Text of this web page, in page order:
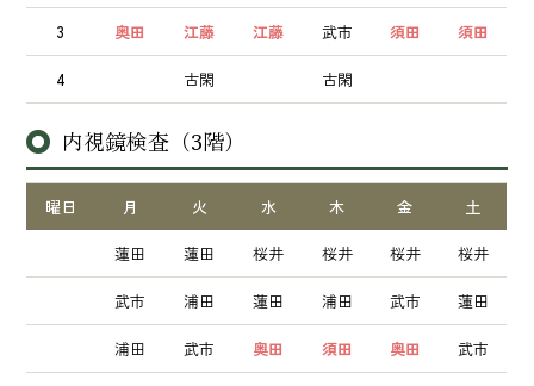
3 奥田 江藤 江藤 武市 須田 須田
4 古閑 古閑
内視鏡検査（3階）
曜日 月 火 水 木 金 土
蓮田 蓮田 桜井 桜井 桜井 桜井
武市 浦田 蓮田 浦田 武市 蓮田
浦田 武市 奥田 須田 奥田 武市